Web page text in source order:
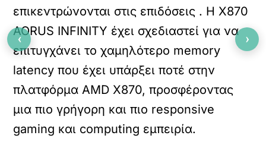
επικεντρώνονται στις επιδόσεις . Η X870
AORUS INFINITY έχει σχεδιαστεί για να
επιτυγχάνει το χαμηλότερο memory
latency που έχει υπάρξει ποτέ στην
πλατφόρμα AMD X870, προσφέροντας
μια πιο γρήγορη και πιο responsive
gaming και computing εμπειρία.
‹ ›